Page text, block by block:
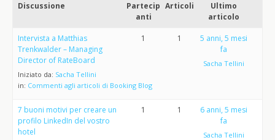
Discussione
Partecip
anti
Articoli
Ultimo
articolo
Intervista a Matthias
Trenkwalder – Managing
Director of RateBoard
Iniziato da: Sacha Tellini
in: Commenti agli articoli di Booking Blog
1 1
5 anni, 5 mesi
fa
Sacha Tellini
7 buoni motivi per creare un
profilo LinkedIn del vostro
hotel
1 1
6 anni, 5 mesi
fa
Sacha Tellini